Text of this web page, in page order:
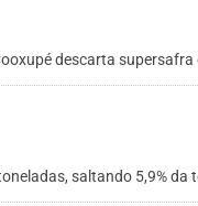
descarta supersafra
saltando 5,9% da